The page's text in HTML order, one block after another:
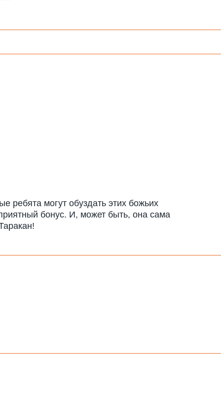
ребята могут обуздать этих божьих
бонус. И, может быть, она сама